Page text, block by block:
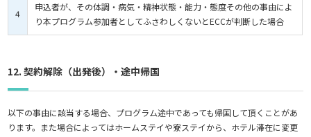
4
申込者が、その体調・病気・精神状態・能力・態度その他の事由によ
り本プログラム参加者としてふさわしくないとECCが判断した場合
12. 契約解除（出発後）・途中帰国
以下の事由に該当する場合、プログラム途中であっても帰国して頂くことがあ
ります。また場合によってはホームステイや寮ステイから、ホテル滞在に変更